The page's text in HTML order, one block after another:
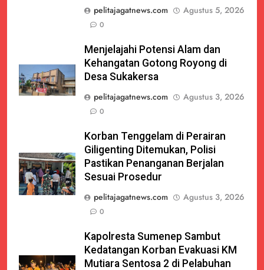
pelitajagatnews.com
Agustus 5, 2026
0
Menjelajahi Potensi Alam dan
Kehangatan Gotong Royong di
Desa Sukakersa
pelitajagatnews.com
Agustus 3, 2026
0
Korban Tenggelam di Perairan
Giligenting Ditemukan, Polisi
Pastikan Penanganan Berjalan
Sesuai Prosedur
pelitajagatnews.com
Agustus 3, 2026
0
Kapolresta Sumenep Sambut
Kedatangan Korban Evakuasi KM
Mutiara Sentosa 2 di Pelabuhan